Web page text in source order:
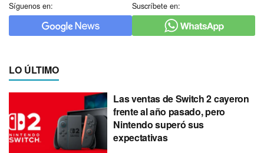
Síguenos en: Suscríbete en:
LO ÚLTIMO
Las ventas de Switch 2 cayeron
frente al año pasado, pero
Nintendo superó sus
expectativas